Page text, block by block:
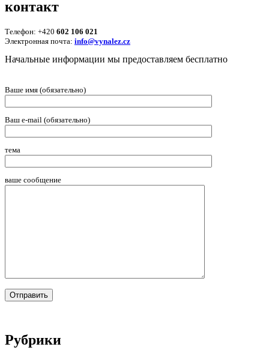
контакт
Телефон: +420 602 106 021
Электронная почта: info@vynalez.cz
Начальные информации мы предоставляем беcплатно
Ваше имя (обязательно)
Ваш e-mail (обязательно)
тема
ваше сообщение
Рубрики